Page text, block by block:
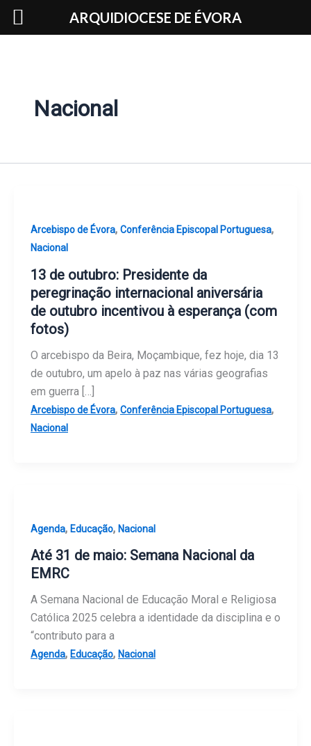
Skip
Nacional
Arcebispo de Évora, Conferência Episcopal Portuguesa,
Nacional
13 de outubro: Presidente da
peregrinação internacional aniversária
de outubro incentivou à esperança (com
fotos)
O arcebispo da Beira, Moçambique, fez hoje, dia 13
de outubro, um apelo à paz nas várias geografias
em guerra […]
Arcebispo de Évora, Conferência Episcopal Portuguesa,
Nacional
Agenda, Educação, Nacional
Até 31 de maio: Semana Nacional da
EMRC
A Semana Nacional de Educação Moral e Religiosa
Católica 2025 celebra a identidade da disciplina e o
“contributo para a
Agenda, Educação, Nacional
ARQUIDIOCESE DE ÉVORA